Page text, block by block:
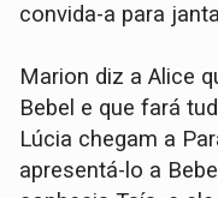
convida-a para
Marion diz a Alice
Bebel e que fará
Lúcia chegam a
apresentá-lo a